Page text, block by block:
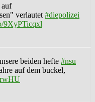
verlautet #diepolizei
9XyPTicqxl
beiden hefte #nsu
auf dem buckel,